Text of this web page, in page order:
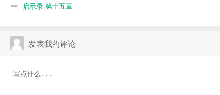
启示录 第十五章
发表我的评论